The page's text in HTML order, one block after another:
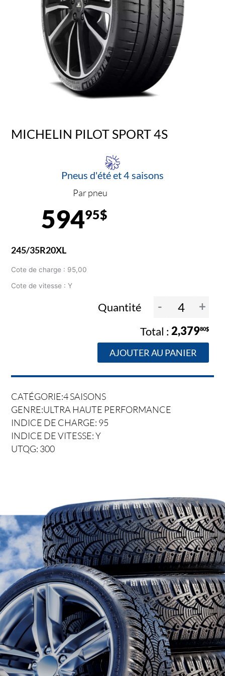
MICHELIN PILOT SPORT 4S
Pneus d'été et 4 saisons
Par pneu
59495$
245/35R20XL
Cote de charge : 95,00
Cote de vitesse : Y
Quantité - +
2,37980$
AJOUTER AU PANIER
CATÉGORIE:4 SAISONS
GENRE:ULTRA HAUTE PERFORMANCE
INDICE DE CHARGE: 95
INDICE DE VITESSE: Y
UTQG: 300